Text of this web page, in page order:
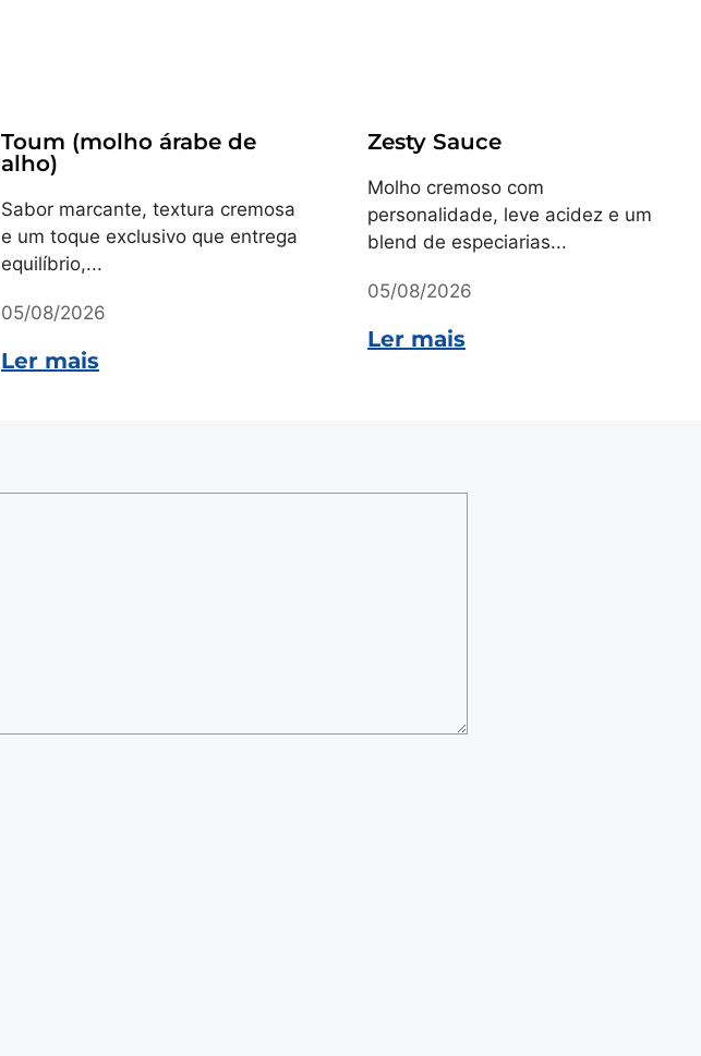
Toum (molho árabe de
alho)
Sabor marcante, textura cremosa
e um toque exclusivo que entrega
equilíbrio,...
05/08/2026
Ler mais
Zesty Sauce
Molho cremoso com
personalidade, leve acidez e um
blend de especiarias...
05/08/2026
Ler mais